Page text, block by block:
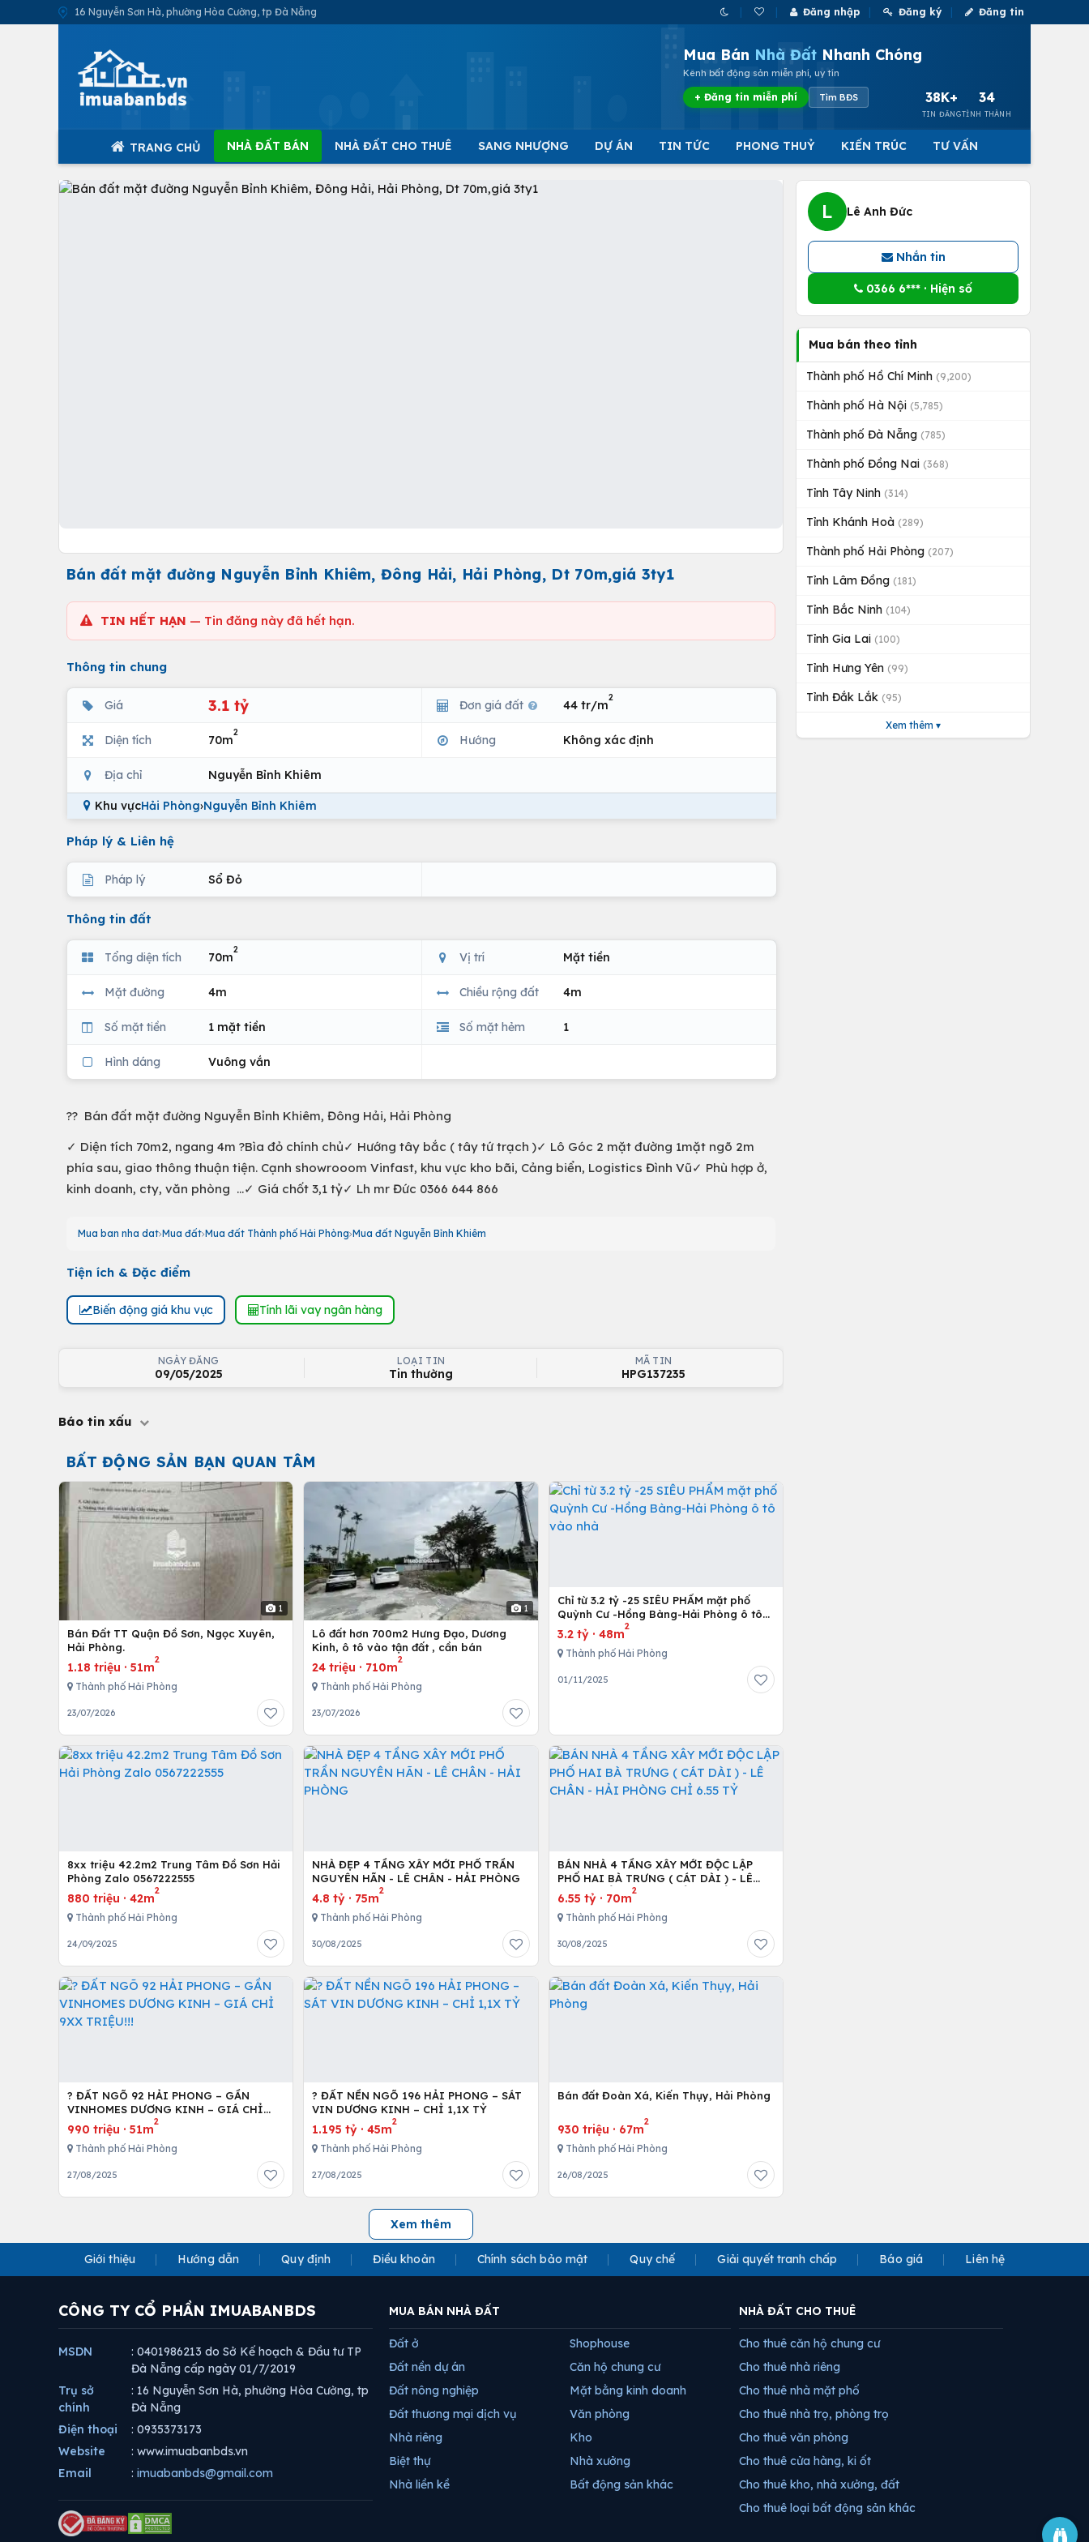
16 Nguyễn Sơn Hà, phường Hòa Cường, tp Đà Nẵng Đăng nhập Đăng ký Đăng tin
Mua Bán Nhà Đất Nhanh Chóng
Kênh bất động sản miễn phí, uy tín
+ Đăng tin miễn phí Tìm BĐS 38K+
TIN ĐĂNG
34
TỈNH THÀNH
TRANG CHỦ NHÀ ĐẤT BÁN NHÀ ĐẤT CHO THUÊ SANG NHƯỢNG DỰ ÁN TIN TỨC PHONG THUỶ KIẾN TRÚC TƯ VẤN
Bán đất mặt đường Nguyễn Bỉnh Khiêm, Đông Hải, Hải Phòng, Dt 70m,giá 3ty1
TIN HẾT HẠN — Tin đăng này đã hết hạn.
Thông tin chung
Giá 3.1 tỷ Đơn giá đất 44 tr/m
2
Diện tích 70m
2
Hướng Không xác định
Địa chỉ Nguyễn Bỉnh Khiêm
Khu vựcHải Phòng›Nguyễn Bỉnh Khiêm
Pháp lý & Liên hệ
Pháp lý Sổ Đỏ
Thông tin đất
Tổng diện tích 70m
2
Vị trí Mặt tiền
Mặt đường 4m Chiều rộng đất 4m
Số mặt tiền 1 mặt tiền Số mặt hẻm 1
Hình dáng Vuông vắn
?? Bán đất mặt đường Nguyễn Bỉnh Khiêm, Đông Hải, Hải Phòng
✓ Diện tích 70m2, ngang 4m ?Bìa đỏ chính chủ✓ Hướng tây bắc ( tây tứ trạch )✓ Lô Góc 2 mặt đường 1mặt ngõ 2m
phía sau, giao thông thuận tiện. Cạnh showrooom Vinfast, khu vực kho bãi, Cảng biển, Logistics Đình Vũ✓ Phù hợp ở,
kinh doanh, cty, văn phòng ...✓ Giá chốt 3,1 tỷ✓ Lh mr Đức 0366 644 866
Mua ban nha dat Mua đất Mua đất Thành phố Hải Phòng Mua đất Nguyễn Bỉnh Khiêm
Tiện ích & Đặc điểm
Biến động giá khu vực Tính lãi vay ngân hàng
NGÀY ĐĂNG
09/05/2025
LOẠI TIN
Tin thường
MÃ TIN
HPG137235
Báo tin xấu
BẤT ĐỘNG SẢN BẠN QUAN TÂM
1
Bán Đất TT Quận Đồ Sơn, Ngọc Xuyên,
Hải Phòng.
1.18 triệu · 51m
2
Thành phố Hải Phòng
23/07/2026
1
Lô đất hơn 700m2 Hưng Đạo, Dương
Kinh, ô tô vào tận đất , cần bán
24 triệu · 710m
2
Thành phố Hải Phòng
23/07/2026
Chỉ từ 3.2 tỷ -25 SIÊU PHẨM mặt phố
Quỳnh Cư -Hồng Bàng-Hải Phòng ô tô
vào nhà
3.2 tỷ· 48m
2
Thành phố Hải Phòng
01/11/2025
8xx triệu 42.2m2 Trung Tâm Đồ Sơn Hải
Phòng Zalo 0567222555
880 triệu · 42m
2
Thành phố Hải Phòng
24/09/2025
NHÀ ĐẸP 4 TẦNG XÂY MỚI PHỐ TRẦN
NGUYÊN HÃN - LÊ CHÂN - HẢI PHÒNG
4.8 tỷ · 75m
2
Thành phố Hải Phòng
30/08/2025
BÁN NHÀ 4 TẦNG XÂY MỚI ĐỘC LẬP
PHỐ HAI BÀ TRƯNG ( CÁT DÀI ) - LÊ
CHÂN - HẢI PHÒNG CHỈ 6.55 TỶ
6.55 tỷ· 70m
2
Thành phố Hải Phòng
30/08/2025
? ĐẤT NGÕ 92 HẢI PHONG – GẦN
VINHOMES DƯƠNG KINH – GIÁ CHỈ
9XX TRIỆU!!!
990 triệu · 51m
2
Thành phố Hải Phòng
27/08/2025
? ĐẤT NỀN NGÕ 196 HẢI PHONG – SÁT
VIN DƯƠNG KINH – CHỈ 1,1X TỶ
1.195 tỷ ·45m
2
Thành phố Hải Phòng
27/08/2025
Bán đất Đoàn Xá, Kiến Thụy, Hải Phòng
930 triệu · 67m
2
Thành phố Hải Phòng
26/08/2025
Xem thêm
L Lê Anh Đức
Nhắn tin
0366 6*** · Hiện số
Mua bán theo tỉnh
Thành phố Hồ Chí Minh (9,200)
Thành phố Hà Nội (5,785)
Thành phố Đà Nẵng (785)
Thành phố Đồng Nai (368)
Tỉnh Tây Ninh (314)
Tỉnh Khánh Hoà (289)
Thành phố Hải Phòng (207)
Tỉnh Lâm Đồng (181)
Tỉnh Bắc Ninh (104)
Tỉnh Gia Lai (100)
Tỉnh Hưng Yên (99)
Tỉnh Đắk Lắk (95)
Xem thêm ▾
Giới thiệu Hướng dẫn Quy định Điều khoản Chính sách bảo mật Quy chế Giải quyết tranh chấp Báo giá Liên hệ
CÔNG TY CỔ PHẦN IMUABANBDS
MSDN
: 0401986213 do Sở Kế hoạch & Đầu tư TP
Đà Nẵng cấp ngày 01/7/2019
Trụ sở
chính
: 16 Nguyễn Sơn Hà, phường Hòa Cường, tp
Đà Nẵng
Điện thoại
: 0935373173
Website
: www.imuabanbds.vn
Email
: imuabanbds@gmail.com
MUA BÁN NHÀ ĐẤT
Đất ở
Đất nền dự án
Đất nông nghiệp
Đất thương mại dịch vụ
Nhà riêng
Biệt thự
Nhà liền kề
Shophouse
Căn hộ chung cư
Mặt bằng kinh doanh
Văn phòng
Kho
Nhà xưởng
Bất động sản khác
NHÀ ĐẤT CHO THUÊ
Cho thuê căn hộ chung cư
Cho thuê nhà riêng
Cho thuê nhà mặt phố
Cho thuê nhà trọ, phòng trọ
Cho thuê văn phòng
Cho thuê cửa hàng, ki ốt
Cho thuê kho, nhà xưởng, đất
Cho thuê loại bất động sản khác